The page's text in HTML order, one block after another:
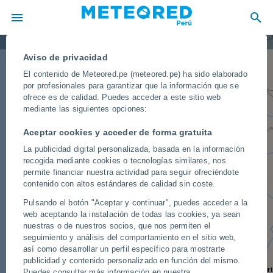
Aviso de privacidad
El contenido de Meteored.pe (meteored.pe) ha sido elaborado
por profesionales para garantizar que la información que se
ofrece es de calidad. Puedes acceder a este sitio web
mediante las siguientes opciones:
Aceptar cookies y acceder de forma gratuita
La publicidad digital personalizada, basada en la información
recogida mediante cookies o tecnologías similares, nos
permite financiar nuestra actividad para seguir ofreciéndote
contenido con altos estándares de calidad sin coste.
Pulsando el botón "Aceptar y continuar", puedes acceder a la
web aceptando la instalación de todas las cookies, ya sean
nuestras o de nuestros socios, que nos permiten el
seguimiento y análisis del comportamiento en el sitio web,
así como desarrollar un perfil específico para mostrarte
publicidad y contenido personalizado en función del mismo.
PERÚ
Quito
Iquitos
Pucallpa
ECUADOR
Guayaquil
Trujillo
Piura
COLOMBIA
Bogotá
Cali
Medellín
Mitú
Puerto Ayacucho
Pasto
7